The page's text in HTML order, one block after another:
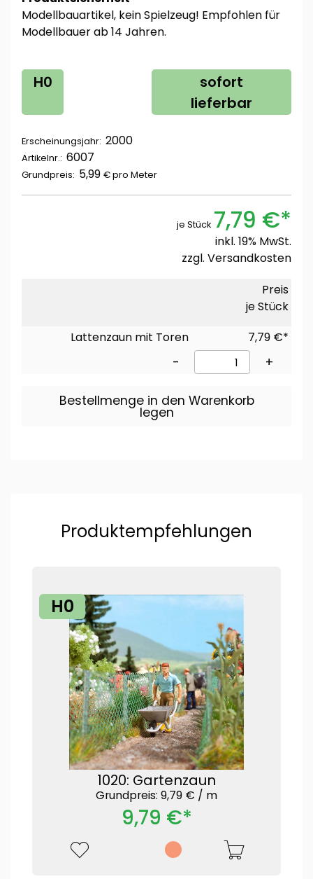
Modellbauartikel, kein Spielzeug! Empfohlen für
Modellbauer ab 14 Jahren.
H0
sofort
lieferbar
Erscheinungsjahr: 2000
Artikelnr.: 6007
Grundpreis: 5,99 € pro Meter
je Stück 7,79 €*
inkl. 19% MwSt.
zzgl. Versandkosten
Preis
je Stück
Lattenzaun mit Toren
7,79 €*
- +
Bestellmenge in den Warenkorb
legen
Produktempfehlungen
H0
1020: Gartenzaun
Grundpreis: 9,79 € / m
9,79 €*